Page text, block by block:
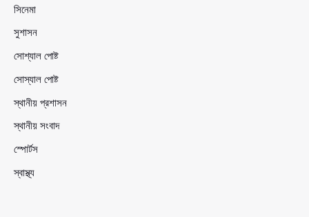
সিনেমা
সুশাসন
সোশ্যাল পোষ্ট
সোস্যাল পোষ্ট
স্থানীয় প্রশাসন
স্থানীয় সংবাদ
স্পোর্টস
স্বাস্থ্য